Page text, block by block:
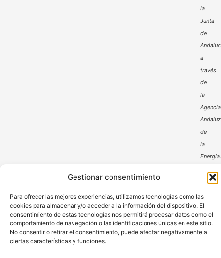
Gestionar consentimiento
Para ofrecer las mejores experiencias, utilizamos tecnologías como las
cookies para almacenar y/o acceder a la información del dispositivo. El
consentimiento de estas tecnologías nos permitirá procesar datos como el
comportamiento de navegación o las identificaciones únicas en este sitio.
No consentir o retirar el consentimiento, puede afectar negativamente a
ciertas características y funciones.
la
Junta
de
a
través
de
la
Agencia
de
la
Energía.
Aviso Legal Política de Privacidad